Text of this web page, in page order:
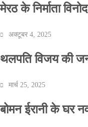
मेरठ के निर्माता
अक्टूबर 4, 2025
थलपति विजय की
मार्च 25, 2025
बोमन ईरानी के घर
NEWS
बॉलीवुड के बाद
धमकियाँ :